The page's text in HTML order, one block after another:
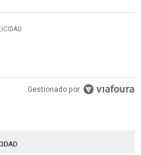
Gestionado por